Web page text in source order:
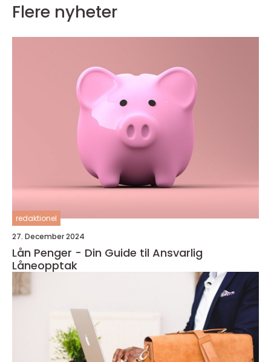
Flere nyheter
redaktionel
27. December 2024
Lån Penger - Din Guide til Ansvarlig
Låneopptak